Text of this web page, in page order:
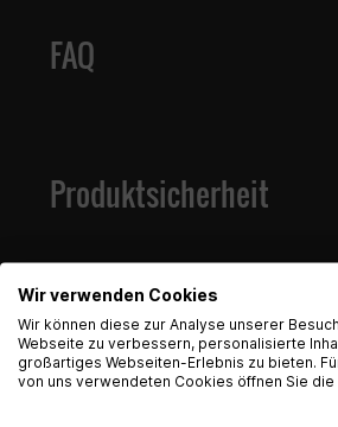
FAQ
Produktsicherheit
Wir verwenden Cookies
Wir können diese zur Analyse unserer
Webseite zu verbessern, personalisierte
großartiges Webseiten-Erlebnis zu bieten.
von uns verwendeten Cookies öffnen Sie die